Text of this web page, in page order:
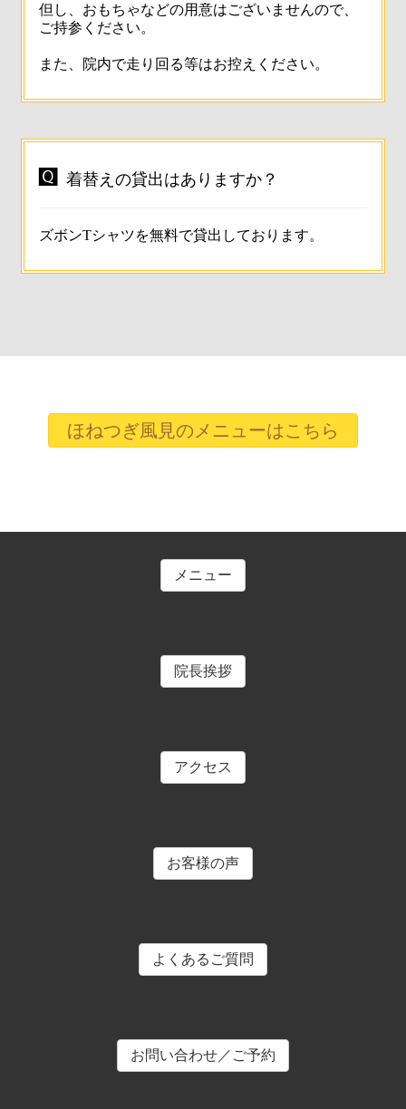
但し、おもちゃなどの用意はございませんので、
ご持参ください。
また、院内で走り回る等はお控えください。
 着替えの貸出はありますか？
ズボンTシャツを無料で貸出しております。
ほねつぎ風見のメニューはこちら
メニュー
院長挨拶
アクセス
お客様の声
よくあるご質問
お問い合わせ／ご予約